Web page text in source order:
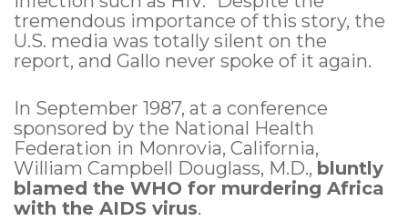
tremendous importance of this story, the
U.S. media was totally silent on the
report, and Gallo never spoke of it again.
In September 1987, at a conference
sponsored by the National Health
Federation in Monrovia, California,
William Campbell Douglass, M.D., bluntly
blamed the WHO for murdering Africa
with the AIDS virus.